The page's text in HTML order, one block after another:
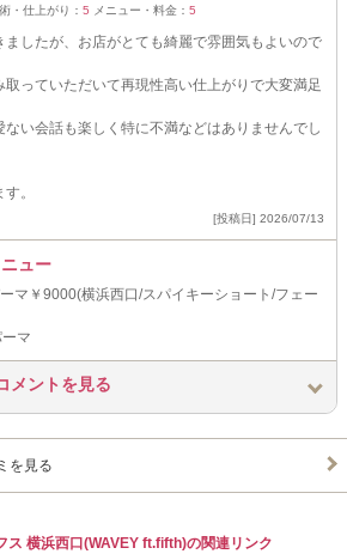
・仕上がり： 5 メニュー・料金： 5
したが、お店がとても綺麗で雰囲気もよいので
っていただいて再現性高い仕上がりで大変満足
い会話も楽しく特に不満などはありませんでし
。
[投稿日] 2026/07/13
ュー
マ￥9000(横浜西口/スパイキーショート/フェー
マ
メントを見る
を見る
ス 横浜西口(WAVEY ft.fifth)の関連リンク